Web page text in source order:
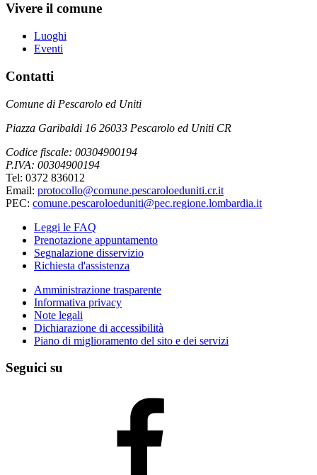
Vivere il comune
Luoghi
Eventi
Contatti
Comune di Pescarolo ed Uniti
Piazza Garibaldi 16 26033 Pescarolo ed Uniti CR
Codice fiscale: 00304900194
P.IVA: 00304900194
Tel: 0372 836012
Email: protocollo@comune.pescaroloeduniti.cr.it
PEC: comune.pescaroloeduniti@pec.regione.lombardia.it
Leggi le FAQ
Prenotazione appuntamento
Segnalazione disservizio
Richiesta d'assistenza
Amministrazione trasparente
Informativa privacy
Note legali
Dichiarazione di accessibilità
Piano di miglioramento del sito e dei servizi
Seguici su